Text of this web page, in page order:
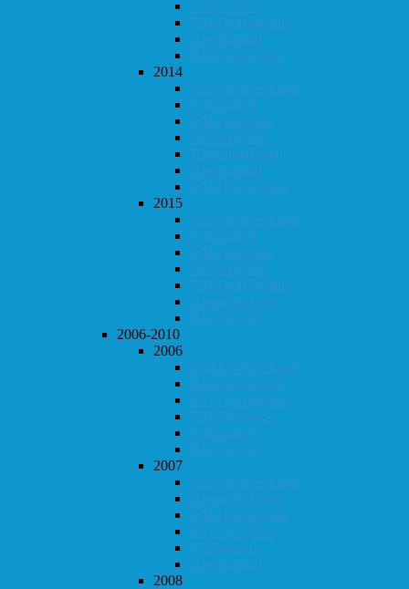
Vår-konrad
KM i hurtigsjakk
Høst-konrad
Høstturneringen
2014
Klubbmesterskapet
Vår-konrad
KM i lynsjakk
Dobbeltsjakk
Høstturneringen
Høst-konrad
KM i hurtigsjakk
2015
Klubbmesterskapet
Vår-konrad
KM i lynsjakk
Dobbeltsjakk
KM i hurtigsjakk
Høstturneringen
Høst-konrad
2006-2010
2006
Klubbmesterskapet
Høstturneringen
KM i hurtigsjakk
KM i lynsjakk
Vår-konrad
Høst-konrad
2007
Klubbmesterskapet
Høstturneringen
KM i hurtigsjakk
KM i lynsjakk
Vår-konrad
Høst-konrad
2008